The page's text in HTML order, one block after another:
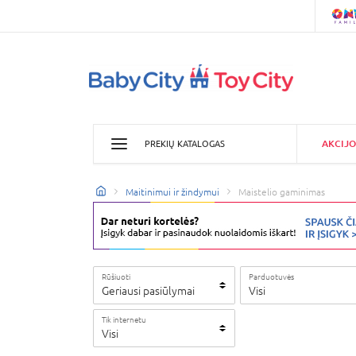
PREKIŲ KATALOGAS
Maitinimui ir žindymui Maistelio gaminimas
Rūšiuoti
Geriausi pasiūlymai
Parduotuvės
Visi
Tik internetu
Visi